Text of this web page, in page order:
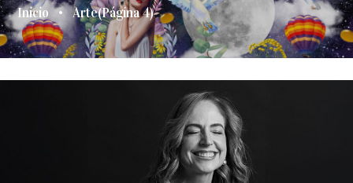
Inicio • Arte(Página 4)